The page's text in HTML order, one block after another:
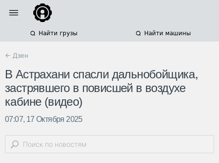
Найти грузы Найти машины
← Дзен
В Астрахани спасли дальнобойщика,
застрявшего в повисшей в воздухе
кабине (видео)
07:07, 17 Октября 2025